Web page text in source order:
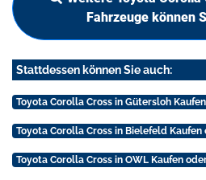
Fahrzeuge können
Stattdessen können Sie auch:
Toyota Corolla Cross in Gütersloh
Toyota Corolla Cross in Bielefeld Kaufen
Toyota Corolla Cross in OWL Kaufen